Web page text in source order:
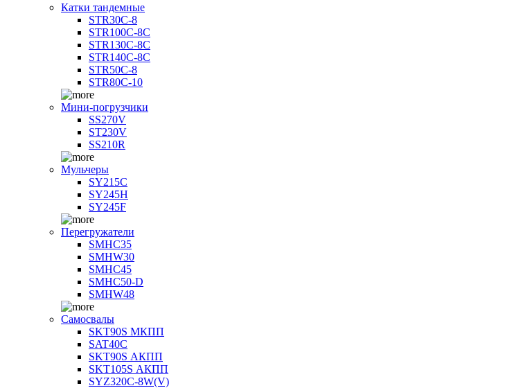
Катки тандемные
STR30C-8
STR100C-8С
STR130C-8С
STR140C-8С
STR50C-8
STR80C-10
Мини-погрузчики
SS270V
ST230V
SS210R
Мульчеры
SY215C
SY245H
SY245F
Перегружатели
SMHC35
SMHW30
SMHC45
SMHC50-D
SMHW48
Самосвалы
SKT90S МКПП
SAT40C
SKT90S АКПП
SKT105S АКПП
SYZ320C-8W(V)